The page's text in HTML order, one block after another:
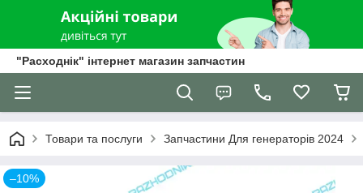
"Расходнік" інтернет магазин запчастин
Товари та послуги Запчастини Для генераторів 2024
–10%